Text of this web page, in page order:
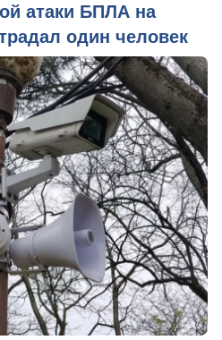
атаки БПЛА на
один человек